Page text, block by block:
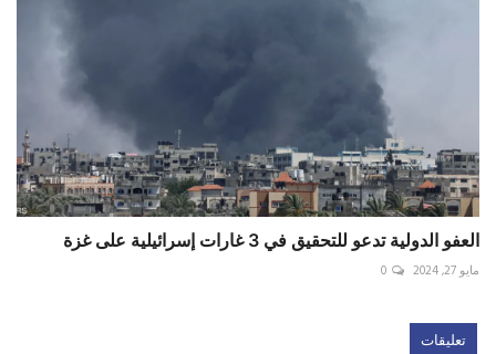
العفو الدولية تدعو للتحقيق في 3 غارات إسرائيلية على غزة
مايو 27, 2024 0
تعليقات